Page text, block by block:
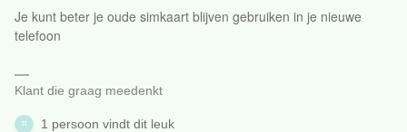
Je kunt beter je oude simkaart blijven gebruiken in je nieuwe
telefoon
Klant die graag meedenkt
R 1 persoon vindt dit leuk